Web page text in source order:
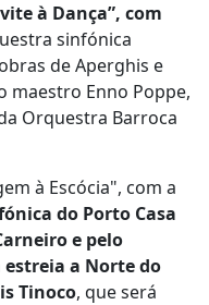
à Dança”, com
sinfónica
de Aperghis e
maestro Enno Poppe,
Orquestra Barroca
à Escócia", com a
do Porto Casa
e pelo
estreia a Norte do
Tinoco, que será